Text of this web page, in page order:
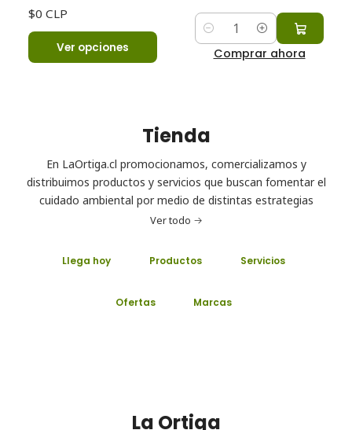
$0 CLP
Ver opciones
Cantidad
Comprar ahora
Tienda
En LaOrtiga.cl promocionamos, comercializamos y
distribuimos productos y servicios que buscan fomentar el
cuidado ambiental por medio de distintas estrategias
Ver todo
Llega hoy Productos Servicios
Ofertas Marcas
La Ortiga